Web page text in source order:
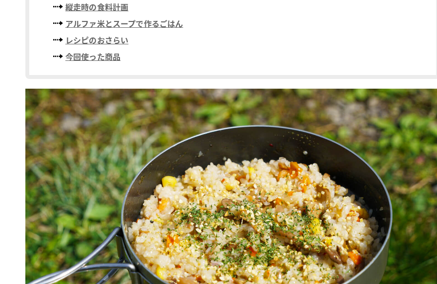
縦走時の食料計画
アルファ米とスープで作るごはん
レシピのおさらい
今回使った商品